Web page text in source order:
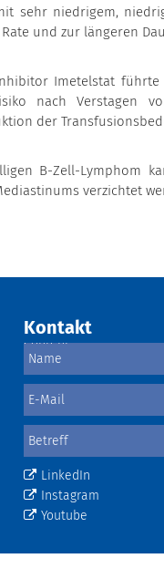
sehr niedrigem,
und zur längeren
Imetelstat
nach Verstagen
der
B-Zell-Lymphom
verzichtet
Kontakt
LinkedIn
Instagram
Youtube